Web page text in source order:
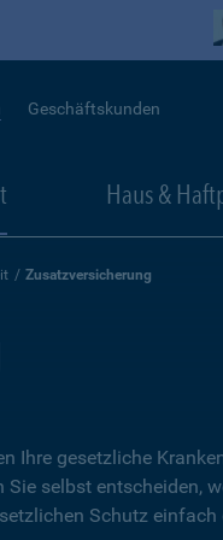
Geschäftskunden
Haus &
Zusatzversicherung
Ihre gesetzliche
selbst entscheiden,
Schutz